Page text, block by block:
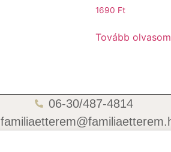
1690 Ft
Tovább olvasom
06-30/487-4814